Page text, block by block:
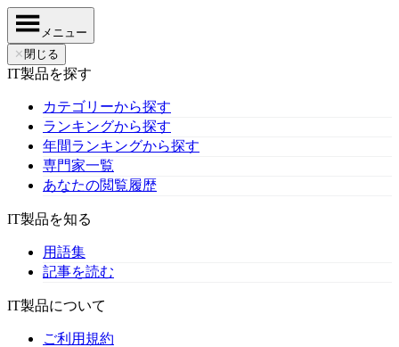
メニュー
✕ 閉じる
IT製品を探す
カテゴリーから探す
ランキングから探す
年間ランキングから探す
専門家一覧
あなたの閲覧履歴
IT製品を知る
用語集
記事を読む
IT製品について
ご利用規約